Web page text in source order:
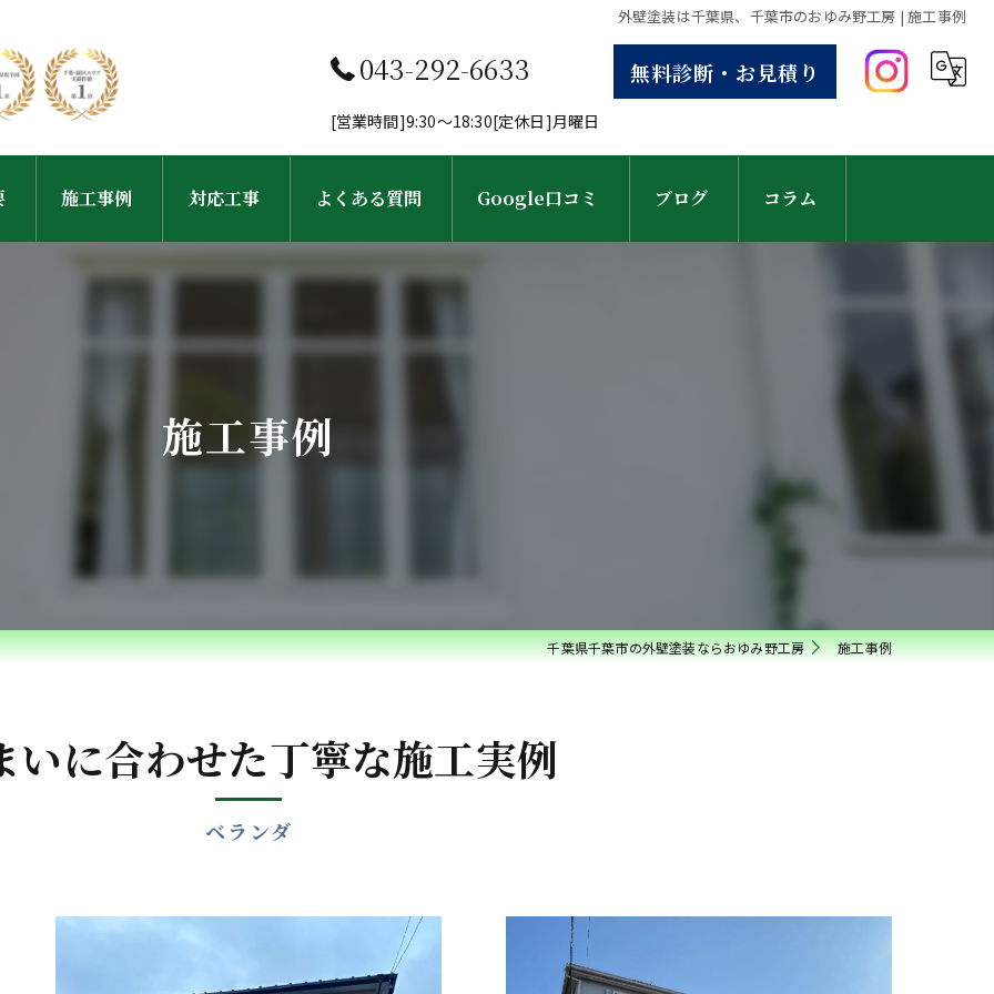
外壁塗装は千葉県、千葉市のおゆみ野工房 | 施工事例
043-292-6633 無料診断・お見積り
[営業時間]9:30～18:30[定休日]月曜日
施工事例 対応工事
工事完了までの流れ
外壁塗装・塗り替え
雨樋・屋根修理
白蟻防除・木部防腐処理
よくある質問 Google口コミ ブログ コラム
施工事例
千葉県千葉市の外壁塗装ならおゆみ野工房 施工事例
いに合わせた丁寧な施工実例
ベランダ